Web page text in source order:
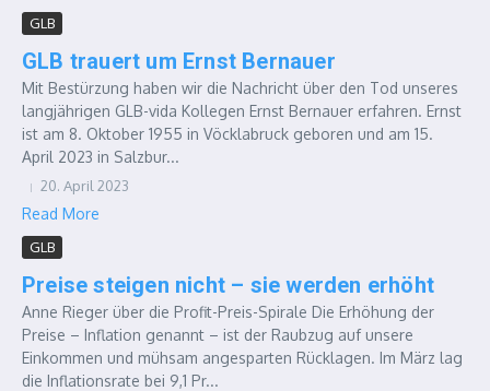
GLB
GLB trauert um Ernst Bernauer
Mit Bestürzung haben wir die Nachricht über den Tod unseres
langjährigen GLB-vida Kollegen Ernst Bernauer erfahren. Ernst
ist am 8. Oktober 1955 in Vöcklabruck geboren und am 15.
April 2023 in Salzbur...
20. April 2023
Read More
GLB
Preise steigen nicht – sie werden erhöht
Anne Rieger über die Profit-Preis-Spirale Die Erhöhung der
Preise – Inflation genannt – ist der Raubzug auf unsere
Einkommen und mühsam angesparten Rücklagen. Im März lag
die Inflationsrate bei 9,1 Pr...